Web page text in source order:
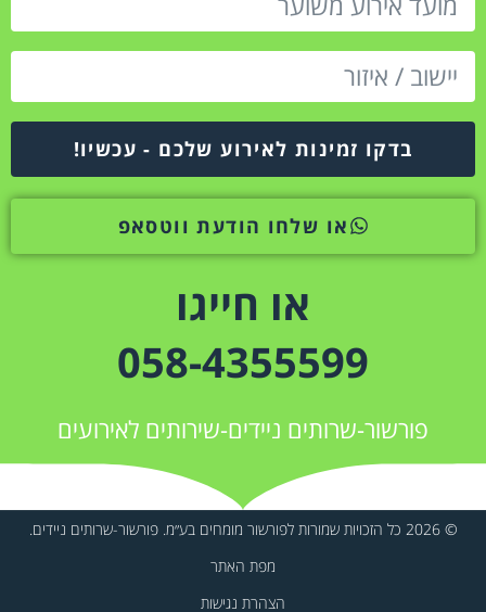
בדקו זמינות לאירוע שלכם - עכשיו!
או שלחו הודעת ווטסאפ
או חייגו
058-4355599
פורשור-שרותים ניידים-שירותים לאירועים
© 2026 כל הזכויות שמורות לפורשור מומחים בע״מ. פורשור-שרותים ניידים.
מפת האתר
הצהרת נגישות